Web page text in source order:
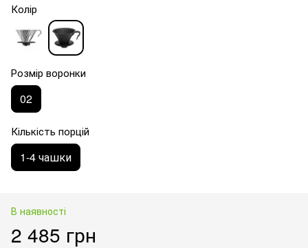
Колір
Розмір воронки
02
Кількість порцій
1-4 чашки
В наявності
2 485 грн